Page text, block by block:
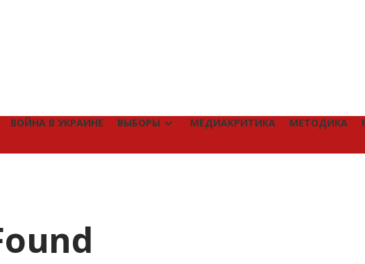
ВОЙНА В УКРАИНЕ ВЫБОРЫ МЕДИАКРИТИКА МЕТОДИКА